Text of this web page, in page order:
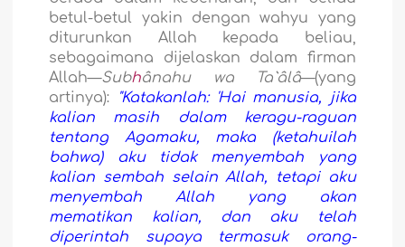
betul-betul yakin dengan wahyu yang
diturunkan Allah kepada beliau,
sebagaimana dijelaskan dalam firman
Allah—Subhânahu wa Ta`âlâ—(yang
artinya):
"Katakanlah: 'Hai manusia, jika
kalian masih dalam keragu-raguan
tentang Agamaku, maka (ketahuilah
bahwa) aku tidak menyembah yang
kalian sembah selain Allah, tetapi aku
menyembah Allah yang akan
mematikan kalian, dan aku telah
diperintah supaya termasuk orang-